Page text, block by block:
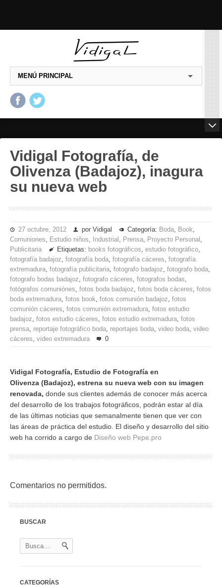
MENÚ PRINCIPAL
Vidigal Fotografía, de
Olivenza (Badajoz), inagura
su nueva web
27 octubre, 2012 por Vidigal Categoría: Boda, Book,
Comuniones, Estudio niños, Industrial , Prensa, Proyecto Personal ,
Publicitaria
Etiquetas: books fotográficos, estudio fotográfico,
fotografía badajoz, fotografía boda, fotografía cáceres, fotografía
extremadura, fotografía publicitaria, fotografo badajoz, fotografo boda,
fotografo bodas badajoz, fotografo cáceres, fotografos bodas,
fotógrafos comuniónes, fotos boda badajoz, fotos boda cáceres, fotos
boda extremadura, fotos book, fotos comunión badajoz, fotos
comunión cáceres, fotos comunión extremadura, fotos estudio
badajoz, fotos estudio cáceres, fotos estudio extremadura, fotos
prensa, reportaje fotográfico boda, reportajes boda, video boda, video
cáceres, video extremadura 0
Vidigal Fotografía, Estudio de Fotografía en
Olivenza (Badajoz), estrena su nueva web con su imagen
renovada, donde sus clientes además de conocer más acerca
del desarrollo de los trabajos fotográficos, podrán estar al día
de las últimas noticias que semanalmente tienen que ver con
las áreas de práctica del estudio. El diseño y desarrollo del sitio
web ha corrido a cargo de Diseño web Pepe.pro
Comentarios no permitidos.
BUSCAR
CATEGORÍAS